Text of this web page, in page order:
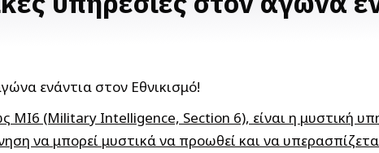
MI6 (Military Intelligence, Section 6), είναι η μυστική
να μπορεί μυστικά να προωθεί και να